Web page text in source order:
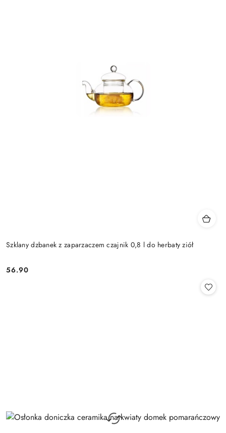
Szklany dzbanek z zaparzaczem czajnik 0,8 l do herbaty ziół
Cena:
56.90